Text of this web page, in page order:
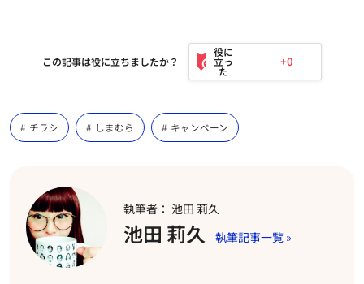
この記事は役に立ちましたか？ +0
チラシ しまむら キャンペーン
執筆者： 池田 莉久
池田 莉久